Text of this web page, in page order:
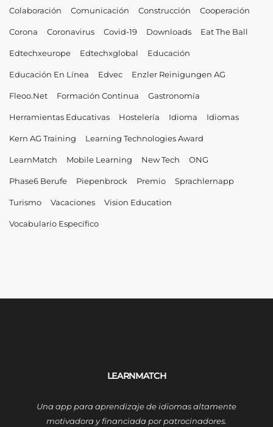
Colaboración Comunicación Construcción Cooperación
Corona Coronavirus Covid-19 Downloads Eat The Ball
Edtechxeurope Edtechxglobal Educación
Educación En Línea Edvec Enzler Reinigungen AG
Fleoo.net Formación Continua Gastronomía
Herramientas Educativas Hostelería Idioma Idiomas
Kern AG Training Learning Technologies Award
LearnMatch Mobile Learning New Tech ONG
Phase6 Berufe Piepenbrock Premio Sprachlernapp
Turismo Vacaciones Vision Education
Vocabulario Específico
LEARNMATCH
Una app para aprendizaje de idiomas altamente
motivadora y financiada por patrocinadores.